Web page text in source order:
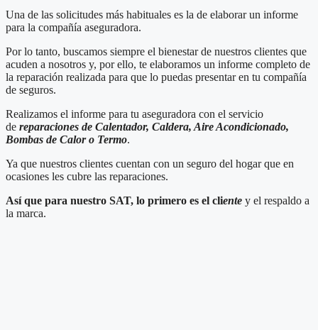
Una de las solicitudes más habituales es la de elaborar un informe
para la compañía aseguradora.
Por lo tanto, buscamos siempre el bienestar de nuestros clientes que
acuden a nosotros y, por ello, te elaboramos un informe completo de
la reparación realizada para que lo puedas presentar en tu compañía
de seguros.
Realizamos el informe para tu aseguradora con el servicio
de reparaciones de Calentador, Caldera, Aire Acondicionado,
Bombas de Calor o Termo.
Ya que nuestros clientes cuentan con un seguro del hogar que en
ocasiones les cubre las reparaciones.
Así que para nuestro SAT, lo primero es el cliente y el respaldo a
la marca.